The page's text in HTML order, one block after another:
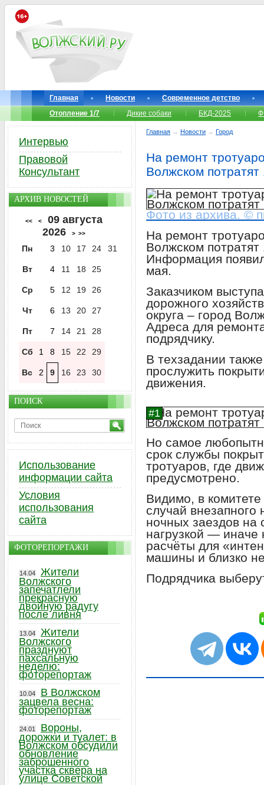
Главная Новости
Современное детство
Отопление 1/7
Дикие собаки БКД-2025
Главная → Новости → Город
На ремонт
Волжском
Фото из архива. ©
На ремонт
Волжском
Информация
мая.
Заказчиком
дорожного
округа – город
Адреса для
подрядчику.
В техзадании
прослужить
движения.
Но самое
срок службы
тротуаров, где
предусмотрено.
Видимо, в
случай
ночных заездов на
нагрузкой — иначе
расчёты для
машины и близко
Подрядчика
Интервью
Правовой
Консультант
АРХИВ НОВОСТЕЙ
<< <
09 августа
2026
> >>
Пн 3 10 17 24 31
Вт 4 11 18 25
Ср 5 12 19 26
Чт 6 13 20 27
Пт 7 14 21 28
Сб 1 8 15 22 29
Вс 2 9 16 23 30
ПОИСК
Использование
информации сайта
Условия
использования
сайта
ФОТОРЕПОРТАЖИ
14.04
Жители
Волжского
запечатлели
прекрасную
двойную радугу
после ливня
13.04
Жители
Волжского
празднуют
пахсальную
неделю:
фоторепортаж
10.04
В Волжском
зацвела весна:
фоторепортаж
24.01
Вороны,
дорожки и туалет: в
Волжском обсудили
обновление
заброшенного
участка сквера на
улице Советской